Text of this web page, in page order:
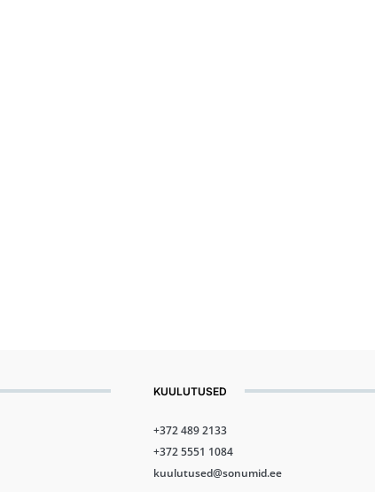
KUULUTUSED
+372 489 2133
+372 5551 1084
kuulutused@sonumid.ee